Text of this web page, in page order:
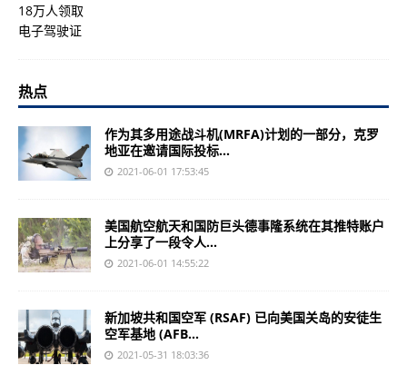
热点
作为其多用途战斗机(MRFA)计划的一部分，克罗
地亚在邀请国际投标...
2021-06-01 17:53:45
美国航空航天和国防巨头德事隆系统在其推特账户
上分享了一段令人...
2021-06-01 14:55:22
新加坡共和国空军 (RSAF) 已向美国关岛的安徒生
空军基地 (AFB...
2021-05-31 18:03:36